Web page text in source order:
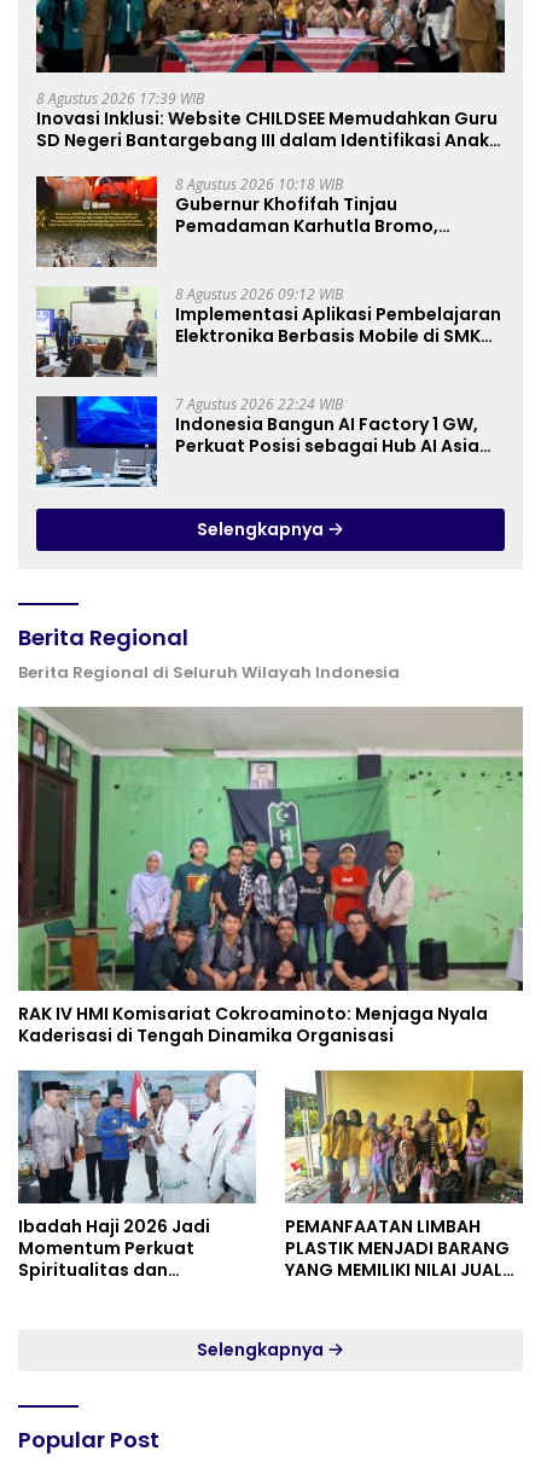
8 Agustus 2026 17:39 WIB
Inovasi Inklusi: Website CHILDSEE Memudahkan Guru
SD Negeri Bantargebang III dalam Identifikasi Anak
8 Agustus 2026 10:18 WIB
Gubernur Khofifah Tinjau
Pemadaman Karhutla Bromo,
8 Agustus 2026 09:12 WIB
Implementasi Aplikasi Pembelajaran
Elektronika Berbasis Mobile di SMK
Pembelajaran
7 Agustus 2026 22:24 WIB
Indonesia Bangun AI Factory 1 GW,
Perkuat Posisi sebagai Hub AI Asia
Selengkapnya
Berita Regional
Berita Regional di Seluruh Wilayah Indonesia
RAK IV HMI Komisariat Cokroaminoto: Menjaga Nyala
Kaderisasi di Tengah Dinamika Organisasi
Ibadah Haji 2026 Jadi
Momentum Perkuat
Spiritualitas dan
PEMANFAATAN LIMBAH
PLASTIK MENJADI BARANG
YANG MEMILIKI NILAI JUAL
Selengkapnya
Popular Post